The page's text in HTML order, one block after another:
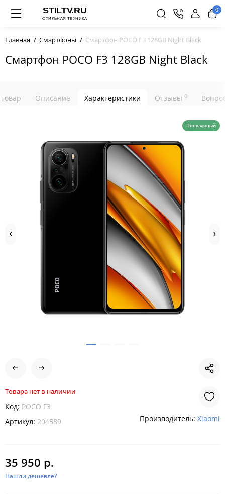
0
Главная Смартфоны Смартфон POCO F3 128GB Night Black
Смартфон POCO F3 128GB Night Black
Описание Характеристики Отзывы 0
Популярный
Товара нет в наличии
Код: POCO F3
Артикул: 204589 Производитель: Xiaomi
35 950 р.
Нашли дешевле?